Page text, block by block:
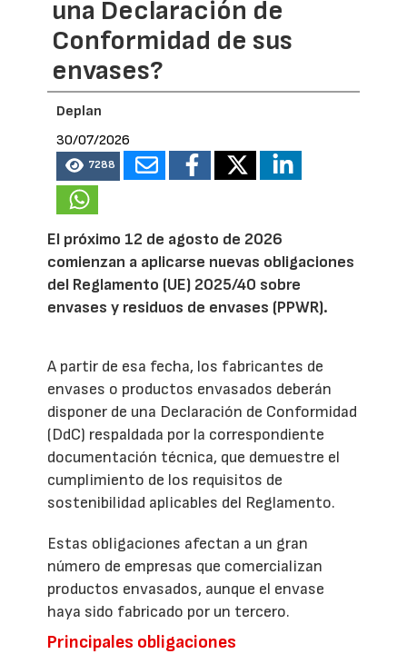
una Declaración de
Conformidad de sus
envases?
Deplan
30/07/2026
7288
El próximo 12 de agosto de 2026
comienzan a aplicarse nuevas obligaciones
del Reglamento (UE) 2025/40 sobre
envases y residuos de envases (PPWR).
A partir de esa fecha, los fabricantes de
envases o productos envasados deberán
disponer de una Declaración de Conformidad
(DdC) respaldada por la correspondiente
documentación técnica, que demuestre el
cumplimiento de los requisitos de
sostenibilidad aplicables del Reglamento.
Estas obligaciones afectan a un gran
número de empresas que comercializan
productos envasados, aunque el envase
haya sido fabricado por un tercero.
Principales obligaciones